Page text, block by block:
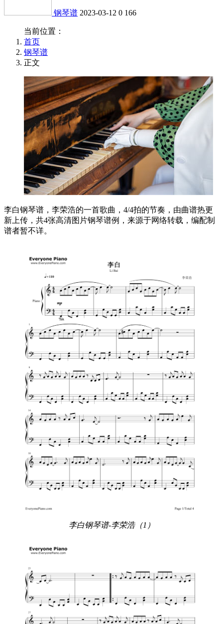
钢琴谱 2023-03-12 0 166
当前位置：
首页
钢琴谱
正文
李白钢琴谱，李荣浩的一首歌曲，4/4拍的节奏，由曲谱热更
新上传，共4张高清图片钢琴谱例，来源于网络转载，编配制
谱者暂不详。
李白钢琴谱-李荣浩（1）